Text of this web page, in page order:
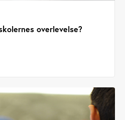
overlevelse?